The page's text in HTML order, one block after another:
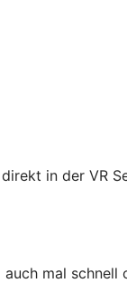
in der VR
mal